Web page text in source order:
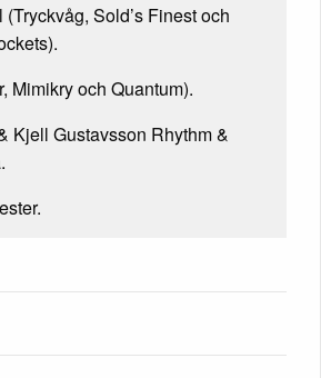
Sold’s Finest och
Mimikry och Quantum).
Kjell Gustavsson Rhythm &